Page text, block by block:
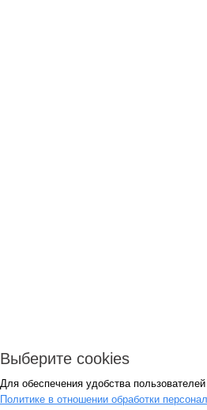
Выберите cookies
Для обеспечения удобства
Политике в отношении обработки